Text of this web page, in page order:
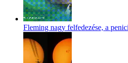
Fleming nagy felfedezése, a